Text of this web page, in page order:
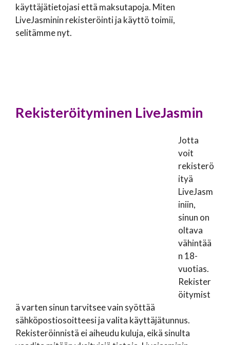
käyttäjätietojasi että maksutapoja. Miten
LiveJasminin rekisteröinti ja käyttö toimii,
selitämme nyt.
Rekisteröityminen LiveJasmin
Jotta
voit
rekisterö
ityä
LiveJasm
iniin,
sinun on
oltava
vähintää
n 18-
vuotias.
Rekister
öitymist
ä varten sinun tarvitsee vain syöttää
sähköpostiosoitteesi ja valita käyttäjätunnus.
Rekisteröinnistä ei aiheudu kuluja, eikä sinulta